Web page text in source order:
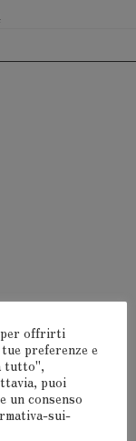
per offrirti
preferenze e
tutto",
puoi
un consenso
sui-